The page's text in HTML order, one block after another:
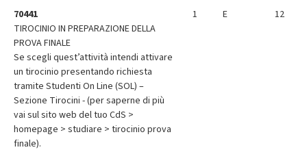
70441
TIROCINIO IN PREPARAZIONE DELLA
PROVA FINALE
Se scegli quest’attività intendi attivare
un tirocinio presentando richiesta
tramite Studenti On Line (SOL) –
Sezione Tirocini - (per saperne di più
vai sul sito web del tuo CdS >
homepage > studiare > tirocinio prova
finale).
1 E 12